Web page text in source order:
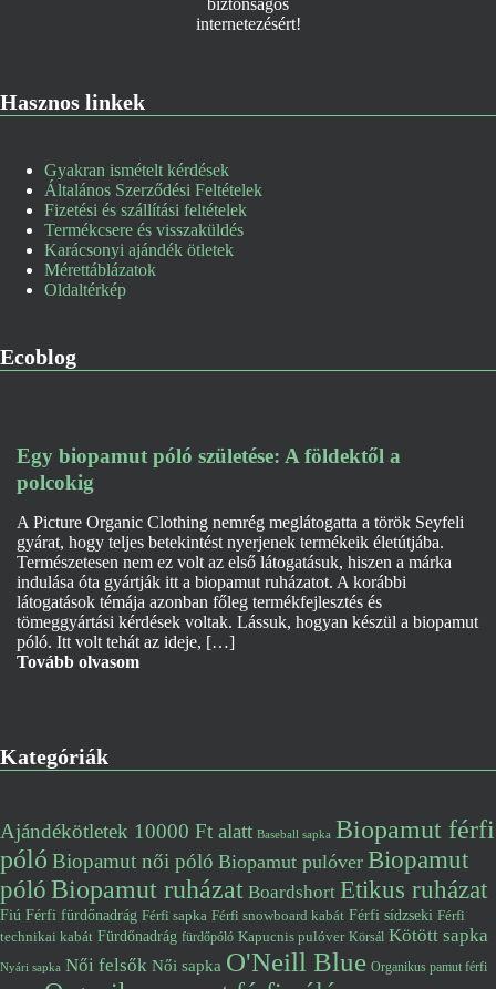
Hasznos linkek
Gyakran ismételt kérdések
Általános Szerződési Feltételek
Fizetési és szállítási feltételek
Termékcsere és visszaküldés
Karácsonyi ajándék ötletek
Mérettáblázatok
Oldaltérkép
Ecoblog
Egy biopamut póló születése: A földektől a
polcokig
A Picture Organic Clothing nemrég meglátogatta a török Seyfeli
gyárat, hogy teljes betekintést nyerjenek termékeik életútjába.
Természetesen nem ez volt az első látogatásuk, hiszen a márka
indulása óta gyártják itt a biopamut ruházatot. A korábbi
látogatások témája azonban főleg termékfejlesztés és
tömeggyártási kérdések voltak. Lássuk, hogyan készül a biopamut
póló. Itt volt tehát az ideje, […]
Tovább olvasom
Kategóriák
Ajándékötletek 10000 Ft alatt Baseball sapka Biopamut férfi
póló Biopamut női póló Biopamut pulóver Biopamut
pólóBiopamut ruházat Boardshort Etikus ruházat
Fiú Férfi fürdőnadrág Férfi sapka Férfi snowboard kabát Férfi sídzseki Férfi
technikai kabát Fürdőnadrág fürdőpóló Kapucnis pulóver Körsál Kötött sapka
Nyári sapka Női felsők Női sapka O'Neill Blue Organikus pamut férfi